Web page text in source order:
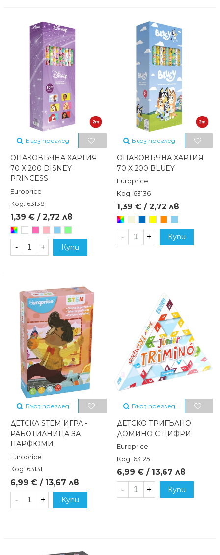
Бърз преглед
ОПАКОВЪЧНА ХАРТИЯ
70 Х 200 DISNEY
PRINCESS
Europrice
Код: 63138
1,39 € / 2,72 лв
Произволен/
- + Купи
Бърз преглед
ОПАКОВЪЧНА ХАРТИЯ
70 Х 200 BLUEY
Europrice
Код: 63136
1,39 € / 2,72 лв
Произволен/
- + Купи
Бърз преглед
ДЕТСКА STEM ИГРА -
РАБОТИЛНИЦА ЗА
ПАРФЮМИ
Europrice
Код: 63131
6,99 € / 13,67 лв
- + Купи
Бърз преглед
ДЕТСКО ТРИГЪЛНО
ДОМИНО С ЦИФРИ
Europrice
Код: 63125
6,99 € / 13,67 лв
- + Купи